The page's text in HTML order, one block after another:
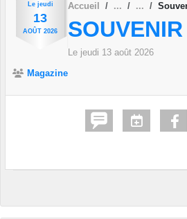
Le jeudi
13
AOÛT 2026
Accueil
Le jeudi 13 août 2026
Magazine